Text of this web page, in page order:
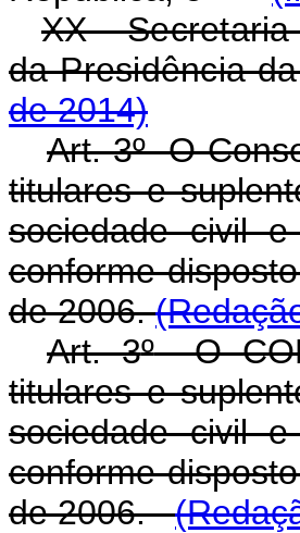
XX -
da Presidência
de 2014)
Art. 3º O
titulares e
sociedade civil
conforme
de 2006.
Art. 3ºO
titulares e
sociedade civil
conforme
de 2006.